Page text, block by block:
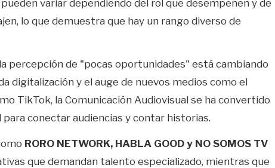
variar dependiendo del rol que desempeñen y de
lo que demuestra que hay un rango diverso de
percepción de "pocas oportunidades" está cambiando
digitalización y el auge de nuevos medios como el
TikTok, la Comunicación Audiovisual se ha convertido
conectar audiencias y contar historias.
RORO NETWORK, HABLA GOOD y NO SOMOS TV
que demandan talento especializado, mientras que